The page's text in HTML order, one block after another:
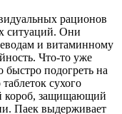
рационов
ситуаций. Они
и витаминному
Что-то уже
подогреть на
сухого
короб, защищающий
Паек выдерживает